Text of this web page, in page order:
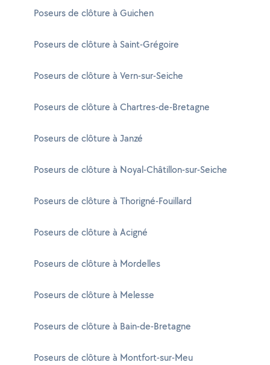
Poseurs de clôture à Guichen
Poseurs de clôture à Saint-Grégoire
Poseurs de clôture à Vern-sur-Seiche
Poseurs de clôture à Chartres-de-Bretagne
Poseurs de clôture à Janzé
Poseurs de clôture à Noyal-Châtillon-sur-Seiche
Poseurs de clôture à Thorigné-Fouillard
Poseurs de clôture à Acigné
Poseurs de clôture à Mordelles
Poseurs de clôture à Melesse
Poseurs de clôture à Bain-de-Bretagne
Poseurs de clôture à Montfort-sur-Meu